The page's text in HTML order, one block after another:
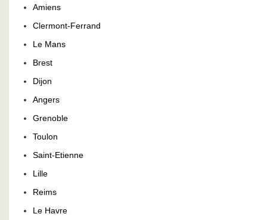
Amiens
Clermont-Ferrand
Le Mans
Brest
Dijon
Angers
Grenoble
Toulon
Saint-Etienne
Lille
Reims
Le Havre